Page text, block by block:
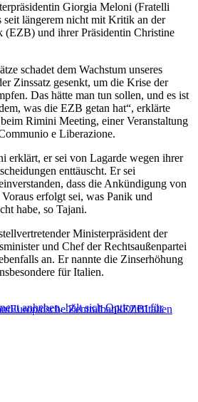
Giorgia Meloni (Fratelli
seit längerem nicht mit Kritik an der
(EZB) und ihrer Präsidentin Christine
schadet dem Wachstum unseres
Zinssatz gesenkt, um die Krise der
Das hätte man tun sollen, und es ist
was die EZB getan hat“, erklärte
Rimini Meeting, einer Veranstaltung
e Liberazione.
erklärt, er sei von Lagarde wegen ihrer
enttäuscht. Er sei
dass die Ankündigung von
erfolgt sei, was Panik und
habe, so Tajani.
Ministerpräsident der
und Chef der Rechtsaußenpartei
an. Er nannte die Zinserhöhung
für Italien.
anheben, hält sich Optionen für
Europäische ZentralbankEZBItalien